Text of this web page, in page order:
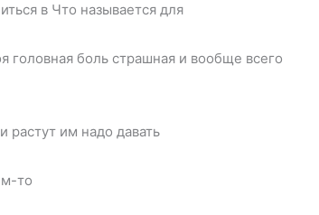
в Что называется для
головная боль страшная и вообще всего
растут им надо давать
то